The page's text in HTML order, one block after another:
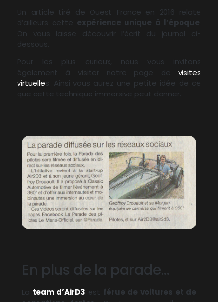
Un article tiré de Ouest France en 2016 relate
d’ailleurs cette expérience unique à l’époque.
On vous laisse découvrir l’écrit du journal ci-
dessous.
Pour les plus curieux, nous vous invitons
également à visiter notre page de visites
virtuelles. Ainsi vous aurez une petite idée de ce
que cette technique immersive peut donner.
En plus de la parade...
La team d’AirD3 est férue de voitures et de